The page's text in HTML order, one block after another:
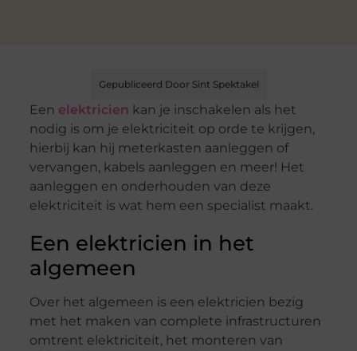
Gepubliceerd Door Sint Spektakel
Een elektricien kan je inschakelen als het
nodig is om je elektriciteit op orde te krijgen,
hierbij kan hij meterkasten aanleggen of
vervangen, kabels aanleggen en meer! Het
aanleggen en onderhouden van deze
elektriciteit is wat hem een specialist maakt.
Een elektricien in het
algemeen
Over het algemeen is een elektricien bezig
met het maken van complete infrastructuren
omtrent elektriciteit, het monteren van